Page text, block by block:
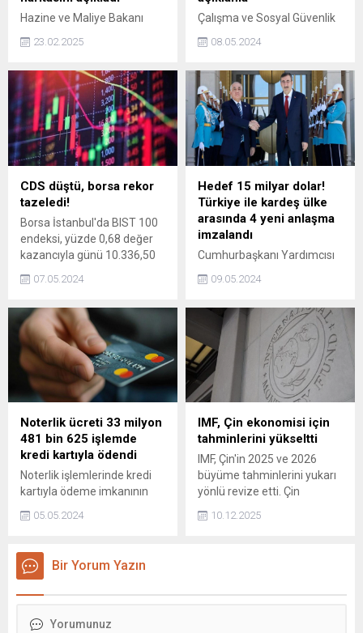
Hazine ve Maliye Bakanı
gerçekleşen kongreye ilişkin,
bugün ekonomimizin
dönüşümü için yapısal
reform yol haritasını açıkladı
açıklamasını yaptı.
23.02.2025
Çalışma ve Sosyal Güvenlik
"Çalışmanın, işin şekli
değişime ayak uydurmamız
lazım. Çalışma Genel
Müdürlüğümüz bu konuda
mevzuat düzenlemelerini
gerçekleştiriyor." dedi.
08.05.2024
CDS düştü, borsa rekor
tazeledi!
Borsa İstanbul'da BIST 100
endeksi, yüzde 0,68 değer
kazancıyla günü 10.336,50
tüm zamanların en yüksek
gerçekleştirirken, gördüğü
en yüksek seviye rekorunu
10.375,74 puana taşıdı.
07.05.2024
Hedef 15 milyar dolar!
Türkiye ile kardeş ülke
arasında 4 yeni anlaşma
imzalandı
Cumhurbaşkanı Yardımcısı
Azerbaycan Karma
töreninde konuşarak ikili
ticaret hedeflerini dile
getirdi.
09.05.2024
Noterlik ücreti 33 milyon
481 bin 625 işlemde
kredi kartıyla ödendi
Noterlik işlemlerinde kredi
kartıyla ödeme imkanının
bugüne kadar 33 milyon 481
kullanıldı, işlem hacmi 20
milyar 913 milyon 595 bin
05.05.2024
IMF, Çin ekonomisi için
tahminlerini yükseltti
IMF, Çin'in 2025 ve 2026
büyüme tahminlerini yukarı
yönlü revize etti. Çin
büyüme beklentilerini bu yıl
10.12.2025
Bir Yorum Yazın